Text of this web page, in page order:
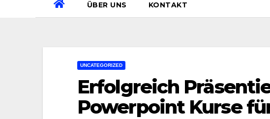
ÜBER UNS KONTAKT
UNCATEGORIZED
Erfolgreich
Powerpoint Kurse